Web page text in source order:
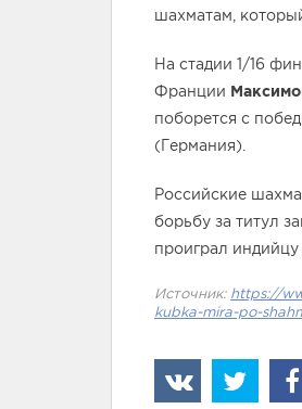
шахматам,
На стадии 1/16
Франции
поборется с
(Германия).
Российские
борьбу за титул
проиграл
Источник: https://
kubka-mira-po-